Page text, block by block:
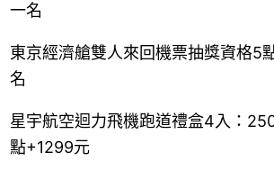
一名
東京經濟艙雙人來回機票抽獎資格5
名
星宇航空迴力飛機跑道禮盒4入：
點+1299元